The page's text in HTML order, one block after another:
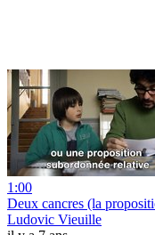
1:00
Deux cancres (la
Ludovic Vieuille